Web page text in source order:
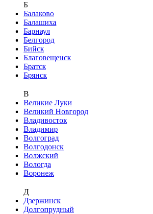
Б
Балаково
Балашиха
Барнаул
Белгород
Бийск
Благовещенск
Братск
Брянск
В
Великие Луки
Великий Новгород
Владивосток
Владимир
Волгоград
Волгодонск
Волжский
Вологда
Воронеж
Д
Дзержинск
Долгопрудный